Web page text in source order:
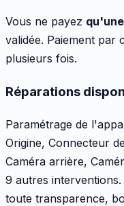
Vous ne payez
validée. Paiement par
plusieurs fois.
Réparations
Paramétrage de
Origine, Connecteur
Caméra arrière,
9 autres interventions
toute transparence,